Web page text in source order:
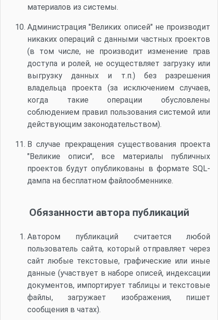
материалов из системы.
Администрация "Великих описей" не производит
никаких операций с данными частных проектов
(в том числе, не производит изменение прав
доступа и ролей, не осуществляет загрузку или
выгрузку данных и т.п.) без разрешения
владельца проекта (за исключением случаев,
когда такие операции обусловлены
соблюдением правил пользования системой или
действующим законодательством).
В случае прекращения существования проекта
"Великие описи", все материалы публичных
проектов будут опубликованы в формате SQL-
дампа на бесплатном файлообменнике.
Обязанности автора публикаций
Автором публикаций считается любой
пользователь сайта, который отправляет через
сайт любые текстовые, графические или иные
данные (участвует в наборе описей, индексации
документов, импортирует таблицы и текстовые
файлы, загружает изображения, пишет
сообщения в чатах).